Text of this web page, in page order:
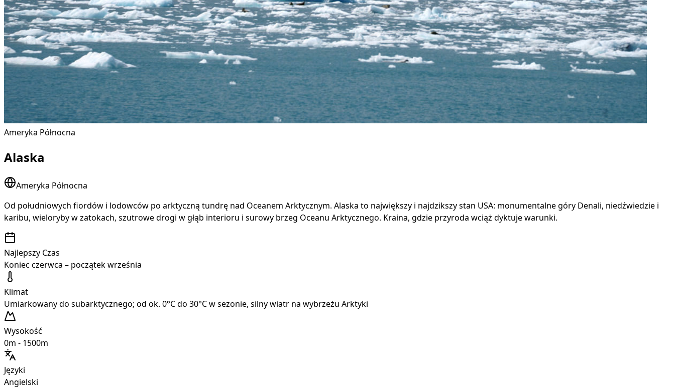
Ameryka Północna
Alaska
Ameryka Północna
Od południowych fiordów i lodowców po arktyczną tundrę nad Oceanem Arktycznym. Alaska to największy i najdzikszy stan USA: monumentalne góry Denali, niedźwiedzie i
karibu, wieloryby w zatokach, szutrowe drogi w głąb interioru i surowy brzeg Oceanu Arktycznego. Kraina, gdzie przyroda wciąż dyktuje warunki.
Najlepszy Czas
Koniec czerwca – początek września
Klimat
Umiarkowany do subarktycznego; od ok. 0°C do 30°C w sezonie, silny wiatr na wybrzeżu Arktyki
Wysokość
0m - 1500m
Języki
Angielski